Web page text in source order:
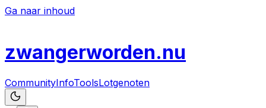
Ga naar inhoud
zwangerworden.nu
CommunityInfoToolsLotgenoten